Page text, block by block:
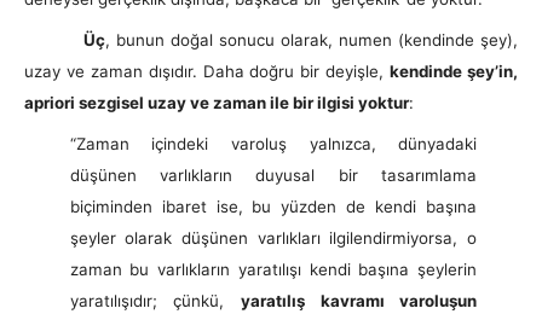
Üç, bunun doğal sonucu olarak, numen (kendinde şey),
uzay ve zaman dışıdır. Daha doğru bir deyişle,kendinde şey’in,
apriori sezgisel uzay ve zaman ile bir ilgisi yoktur:
“Zaman içindeki varoluş yalnızca, dünyadaki
düşünen varlıkların duyusal bir tasarımlama
biçiminden ibaret ise, bu yüzden de kendi başına
şeyler olarak düşünen varlıkları ilgilendirmiyorsa, o
zaman bu varlıkların yaratılışı kendi başına şeylerin
yaratılışıdır; çünkü, yaratılış kavramı varoluşun